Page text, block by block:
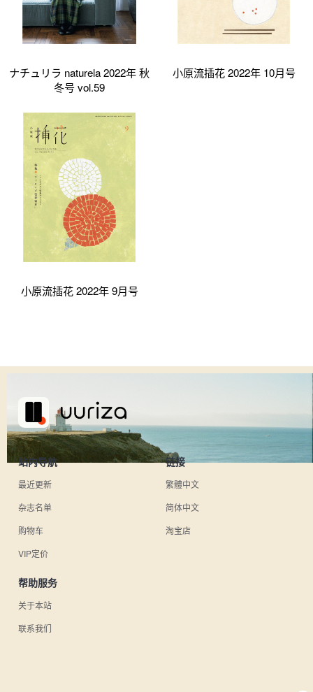
ナチュリラ naturela 2022年 秋
冬号 vol.59
小原流插花 2022年 10月号
小原流插花 2022年 9月号
站内导航
最近更新
杂志名单
购物车
VIP定价
链接
繁體中文
简体中文
淘宝店
帮助服务
关于本站
联系我们